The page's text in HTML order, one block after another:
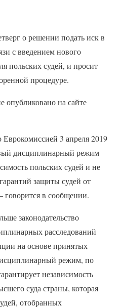
о решении подать иск в
с введением нового
польских судей, и просит
процедуре.
опубликовано на сайте
Еврокомиссией 3 апреля 2019
дисциплинарный режим
польских судей и не
защиты судей от
говорится в сообщении.
законодательство
расследований
на основе принятых
режим, по
независимость
суда страны, которая
отобранных